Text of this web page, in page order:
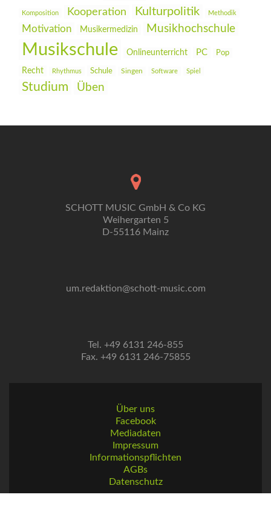
Komposition Kooperation Kulturpolitik Methodik
Motivation Musikermedizin Musikhochschule
Musikschule Onlineunterricht PC Pop
Recht Rhythmus Schule Singen Software Spiel
Studium Üben
SCHOTT MUSIC GmbH & Co KG
Weihergarten 5
D-55116 Mainz
um.redaktion@schott-music.com
Tel. +49 6131 246-855
Fax. +49 6131 246-75855
Über uns
Facebook
Mediadaten
Impressum
Informationspflichten
AGBs
Datenschutz